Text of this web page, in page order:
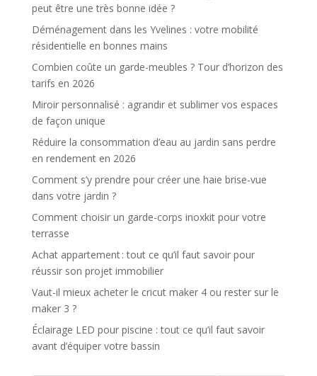
peut être une très bonne idée ?
Déménagement dans les Yvelines : votre mobilité
résidentielle en bonnes mains
Combien coûte un garde-meubles ? Tour d’horizon des
tarifs en 2026
Miroir personnalisé : agrandir et sublimer vos espaces
de façon unique
Réduire la consommation d’eau au jardin sans perdre
en rendement en 2026
Comment s’y prendre pour créer une haie brise-vue
dans votre jardin ?
Comment choisir un garde-corps inoxkit pour votre
terrasse
Achat appartement : tout ce qu’il faut savoir pour
réussir son projet immobilier
Vaut-il mieux acheter le cricut maker 4 ou rester sur le
maker 3 ?
Éclairage LED pour piscine : tout ce qu’il faut savoir
avant d’équiper votre bassin